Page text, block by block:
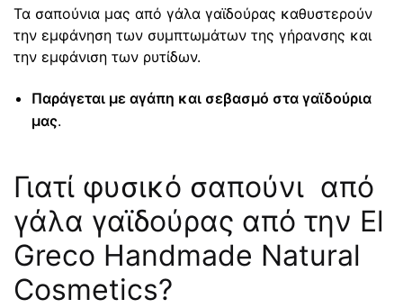
Τα σαπούνια μας από γάλα γαϊδούρας καθυστερούν
την εμφάνηση των συμπτωμάτων της γήρανσης και
την εμφάνιση των ρυτίδων.
Παράγεται με αγάπη και σεβασμό στα γαϊδούρια
μας.
Γιατί φυσικό σαπούνι από
γάλα γαϊδούρας από την El
Greco Handmade Natural
Cosmetics?